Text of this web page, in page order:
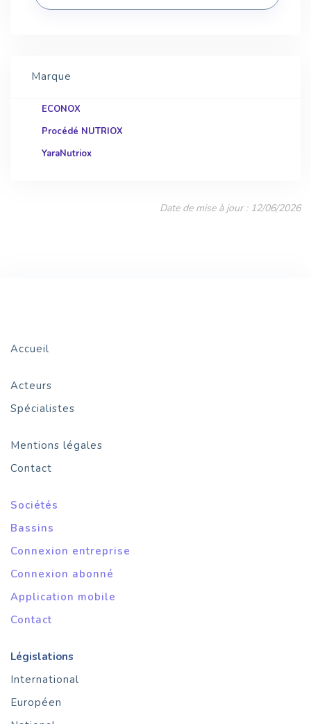
Marque
ECONOX
Procédé NUTRIOX
YaraNutriox
Date de mise à jour : 12/06/2026
Accueil
Acteurs
Spécialistes
Mentions légales
Contact
Sociétés
Bassins
Connexion entreprise
Connexion abonné
Application mobile
Contact
Législations
International
Européen